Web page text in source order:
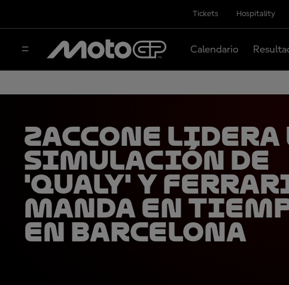
Tickets Hospitality
Calendario
Zaccone lidera
simulación de
'qualy' y
manda en
en Barcelona